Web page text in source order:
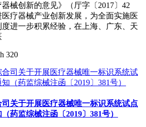
械创新的意见》（厅字〔2017〕42
疗器械产业创新发展，为全面实施医
进一步积累经验，在上海、广东、天
320
司关于开展医疗器械唯一标识系统试点
药监综械注函〔2019〕381号）